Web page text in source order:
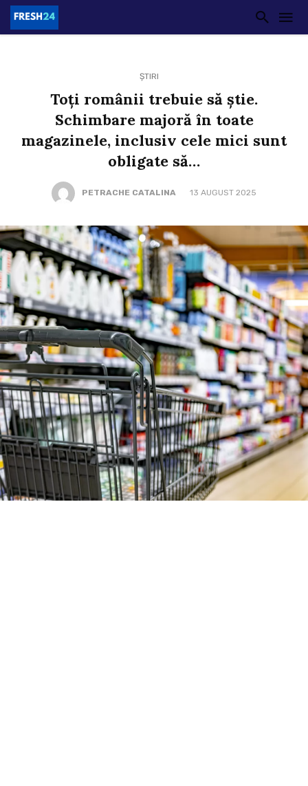
ȘTIRI
Toți românii trebuie să știe.
Schimbare majoră în toate
magazinele, inclusiv cele mici sunt
obligate să…
PETRACHE CATALINA 13 AUGUST 2025